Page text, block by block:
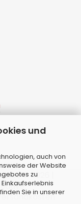
und
auch von
der Website
zu
Sie in unserer
© 2026 |
.